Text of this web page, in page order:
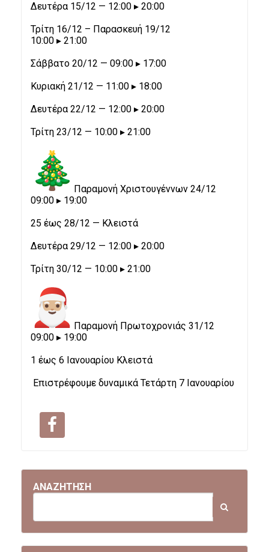
Δευτέρα 15/12 — 12:00 ▸ 20:00
Τρίτη 16/12 – Παρασκευή 19/12
10:00 ▸ 21:00
Σάββατο 20/12 — 09:00 ▸ 17:00
Κυριακή 21/12 — 11:00 ▸ 18:00
Δευτέρα 22/12 — 12:00 ▸ 20:00
Τρίτη 23/12 — 10:00 ▸ 21:00
Παραμονή Χριστουγέννων 24/12
09:00 ▸ 19:00
25 έως 28/12 — Κλειστά
Δευτέρα 29/12 — 12:00 ▸ 20:00
Τρίτη 30/12 — 10:00 ▸ 21:00
Παραμονή Πρωτοχρονιάς 31/12
09:00 ▸ 19:00
1 έως 6 Ιανουαρίου Κλειστά
Επιστρέφουμε δυναμικά Τετάρτη 7 Ιανουαρίου
ΑΝΑΖΗΤΗΣΗ